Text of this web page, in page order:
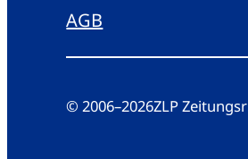
AGB
© 2006–2026ZLP